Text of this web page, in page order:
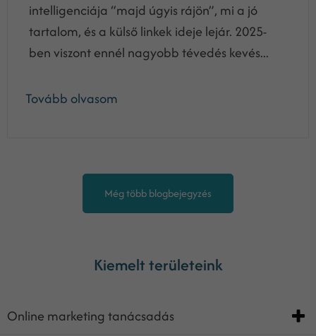
intelligenciája “majd úgyis rájön”, mi a jó
tartalom, és a külső linkek ideje lejár. 2025-
ben viszont ennél nagyobb tévedés kevés...
Tovább olvasom
Még több blogbejegyzés
Kiemelt területeink
Online marketing tanácsadás